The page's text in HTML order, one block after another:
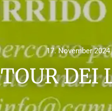
17. November 2024
TOUR DEI